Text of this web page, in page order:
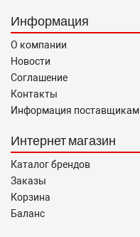
Информация
О компании
Новости
Соглашение
Контакты
Информация поставщикам
Интернет магазин
Каталог брендов
Заказы
Корзина
Баланс